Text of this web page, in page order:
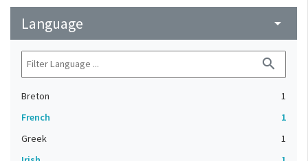
Language arrow_drop_down
search
Breton
1
French
1
Greek
1